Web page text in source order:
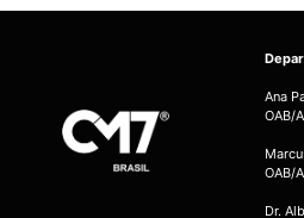
Ana
OAB/
OAB/
Dr.